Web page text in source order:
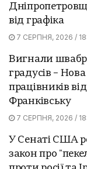
від графіка
7 СЕРПНЯ, 2026 /
Вигнали
градусів –
працівників
Франківську
7 СЕРПНЯ, 2026 /
У Сенаті США
закон про